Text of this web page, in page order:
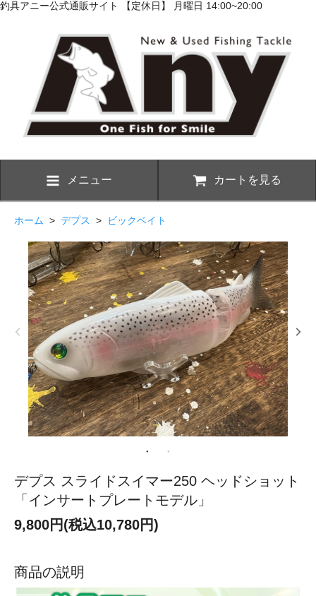
釣具アニー公式通販サイト 【定休日】 月曜日 14:00~20:00
メニュー カートを見る
ホーム > デプス > ビックベイト
デプス スライドスイマー250 ヘッドショット
「インサートプレートモデル」
9,800円(税込10,780円)
商品の説明